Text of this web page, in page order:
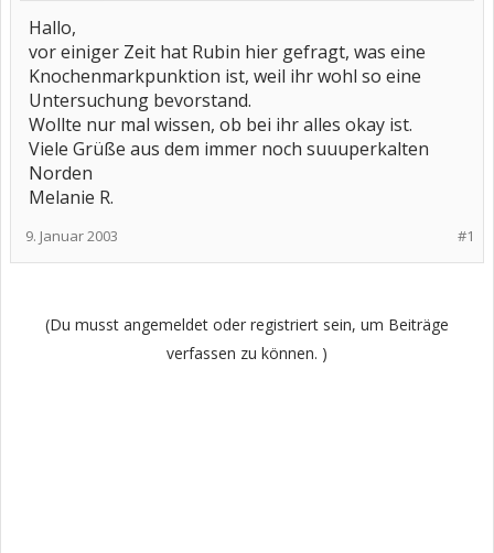
Hallo,
vor einiger Zeit hat Rubin hier gefragt, was eine
Knochenmarkpunktion ist, weil ihr wohl so eine
Untersuchung bevorstand.
Wollte nur mal wissen, ob bei ihr alles okay ist.
Viele Grüße aus dem immer noch suuuperkalten
Norden
Melanie R.
#1
9. Januar 2003
(Du musst angemeldet oder registriert sein, um Beiträge
verfassen zu können. )